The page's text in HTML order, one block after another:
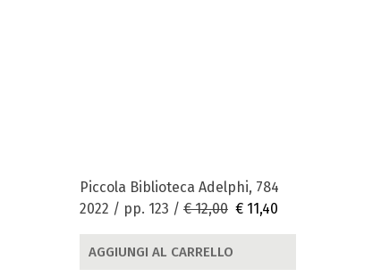
Piccola Biblioteca Adelphi, 784
2022 / pp. 123 / € 12,00 € 11,40
AGGIUNGI AL CARRELLO